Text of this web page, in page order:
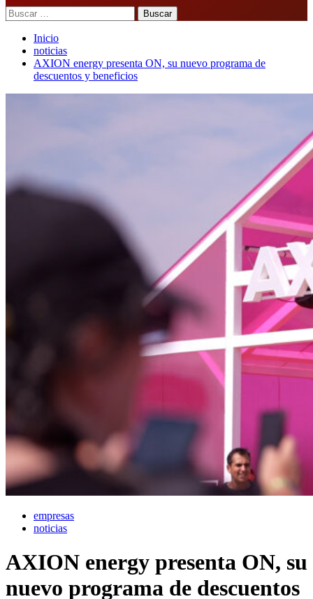
Buscar:
Inicio
noticias
AXION energy presenta ON, su nuevo programa de
descuentos y beneficios
empresas
noticias
AXION energy presenta ON, su
nuevo programa de descuentos